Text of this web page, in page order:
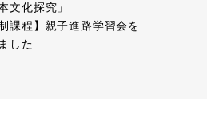
文化探究」
制課程】親子進路学習会を
した